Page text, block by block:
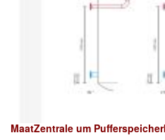
MaatZentrale um